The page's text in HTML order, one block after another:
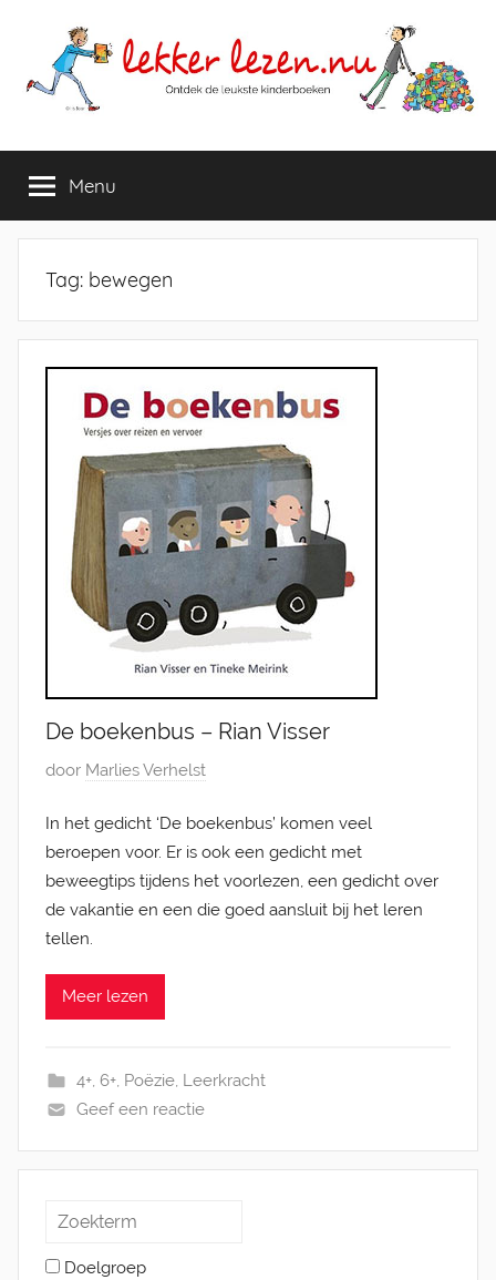
inhoud
Lekker
lezen
nu
leukste
kinderboeken
Menu
Tag: bewegen
De boekenbus – Rian Visser
G
p
l
a
a
t
s
3
0
u
2
door Marlies Verhelst
In het gedicht ‘De boekenbus’ komen veel
beroepen voor. Er is ook een gedicht met
beweegtips tijdens het voorlezen, een gedicht over
de vakantie en een die goed aansluit bij het leren
tellen.
Meer lezen
4+, 6+, Poëzie, Leerkracht
Geef een reactie
Doelgroep